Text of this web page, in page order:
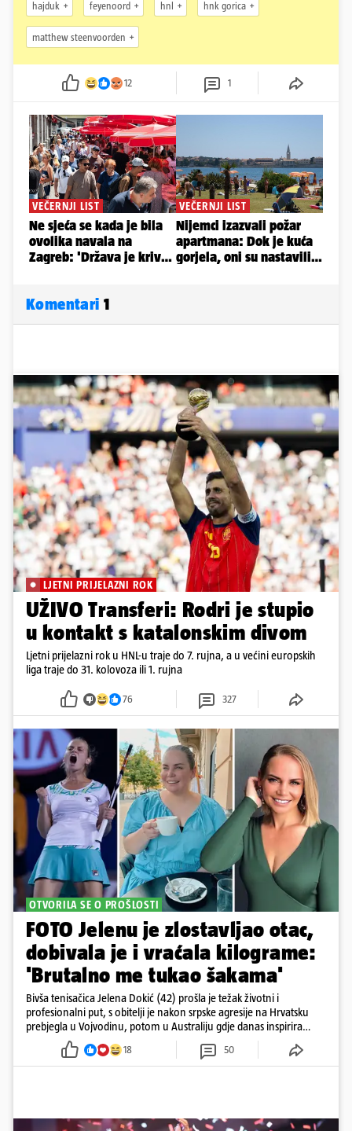
hajduk feyenoord hnl hnk gorica
matthew steenvoorden
12 1
Komentari 1
LJETNI PRIJELAZNI ROK
UŽIVO Transferi: Rodri je stupio
u kontakt s katalonskim divom
Ljetni prijelazni rok u HNL-u traje do 7. rujna, a u većini europskih
liga traje do 31. kolovoza ili 1. rujna
76 327
OTVORILA SE O PROŠLOSTI
FOTO Jelenu je zlostavljao otac,
dobivala je i vraćala kilograme:
'Brutalno me tukao šakama'
Bivša tenisačica Jelena Dokić (42) prošla je težak životni i
profesionalni put, s obitelji je nakon srpske agresije na Hrvatsku
prebjegla u Vojvodinu, potom u Australiju gdje danas inspirira
18 50